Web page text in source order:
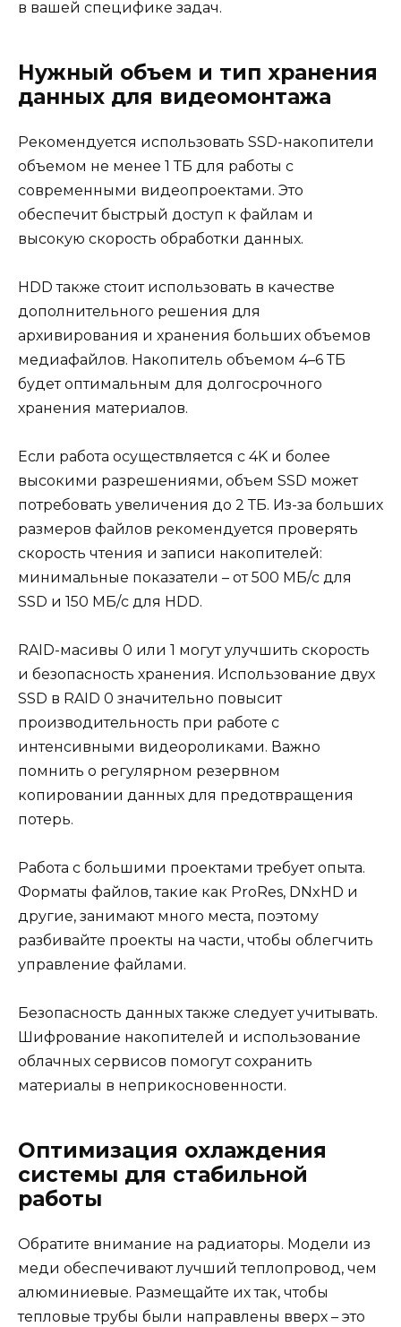
в вашей специфике задач.
Нужный объем и тип хранения
данных для видеомонтажа
Рекомендуется использовать SSD-накопители
объемом не менее 1 ТБ для работы с
современными видеопроектами. Это
обеспечит быстрый доступ к файлам и
высокую скорость обработки данных.
HDD также стоит использовать в качестве
дополнительного решения для
архивирования и хранения больших объемов
медиафайлов. Накопитель объемом 4–6 ТБ
будет оптимальным для долгосрочного
хранения материалов.
Если работа осуществляется с 4K и более
высокими разрешениями, объем SSD может
потребовать увеличения до 2 ТБ. Из-за больших
размеров файлов рекомендуется проверять
скорость чтения и записи накопителей:
минимальные показатели – от 500 МБ/с для
SSD и 150 МБ/с для HDD.
RAID-масивы 0 или 1 могут улучшить скорость
и безопасность хранения. Использование двух
SSD в RAID 0 значительно повысит
производительность при работе с
интенсивными видеороликами. Важно
помнить о регулярном резервном
копировании данных для предотвращения
потерь.
Работа с большими проектами требует опыта.
Форматы файлов, такие как ProRes, DNxHD и
другие, занимают много места, поэтому
разбивайте проекты на части, чтобы облегчить
управление файлами.
Безопасность данных также следует учитывать.
Шифрование накопителей и использование
облачных сервисов помогут сохранить
материалы в неприкосновенности.
Оптимизация охлаждения
системы для стабильной
работы
Обратите внимание на радиаторы. Модели из
меди обеспечивают лучший теплопровод, чем
алюминиевые. Размещайте их так, чтобы
тепловые трубы были направлены вверх – это